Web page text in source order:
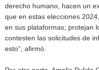
derecho humano, hacen un
que en estas elecciones
en sus plataformas; protejan
contesten las solicitudes de
esto”, afirmó.